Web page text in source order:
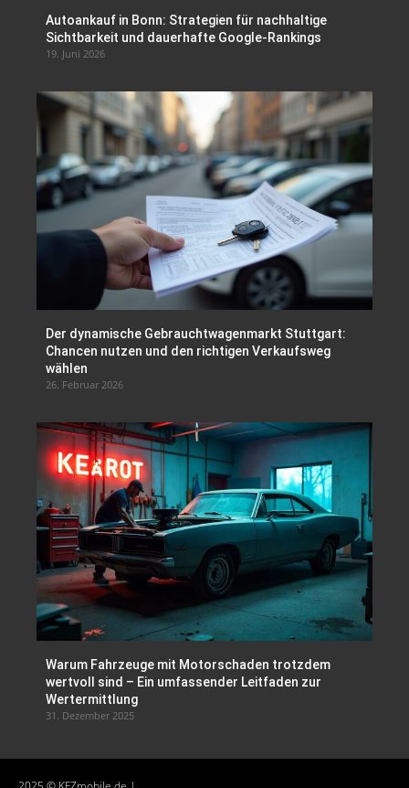
Autoankauf in Bonn: Strategien für nachhaltige
Sichtbarkeit und dauerhafte Google-Rankings
19. Juni 2026
Der dynamische Gebrauchtwagenmarkt Stuttgart:
Chancen nutzen und den richtigen Verkaufsweg
wählen
26. Februar 2026
Warum Fahrzeuge mit Motorschaden trotzdem
wertvoll sind – Ein umfassender Leitfaden zur
Wertermittlung
31. Dezember 2025